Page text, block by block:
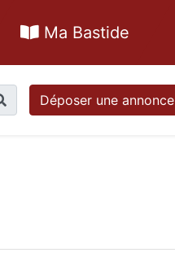
Ma Bastide
Déposer une annonce